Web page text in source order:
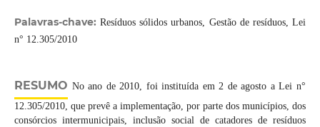
Palavras-chave:Resíduos sólidos urbanos, Gestão de resíduos, Lei
n° 12.305/2010
RESUMO No ano de 2010, foi instituída em 2 de agosto a Lei n°
12.305/2010, que prevê a implementação, por parte dos municípios, dos
consórcios intermunicipais, inclusão social de catadores de resíduos